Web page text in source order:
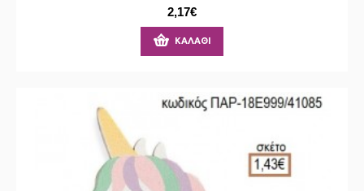
2,17€
ΚΑΛΆΘΙ